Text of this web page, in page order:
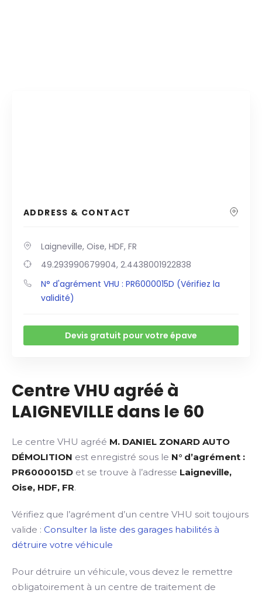
ADDRESS & CONTACT
Laigneville, Oise, HDF, FR
49.293990679904, 2.4438001922838
N° d'agrément VHU : PR6000015D (Vérifiez la
validité)
Devis gratuit pour votre épave
Centre VHU agréé à
LAIGNEVILLE dans le 60
Le centre VHU agréé M. DANIEL ZONARD AUTO
DÉMOLITION est enregistré sous le N° d’agrément :
PR6000015D et se trouve à l’adresse Laigneville,
Oise, HDF, FR.
Vérifiez que l’agrément d’un centre VHU soit toujours
valide : Consulter la liste des garages habilités à
détruire votre véhicule
Pour détruire un véhicule, vous devez le remettre
obligatoirement à un centre de traitement de